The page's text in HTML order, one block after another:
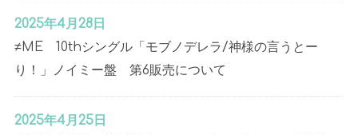
2025年4月28日
≠ME 10thシングル「モブノデレラ/神様の言うとー
り！」ノイミー盤 第6販売について
2025年4月25日